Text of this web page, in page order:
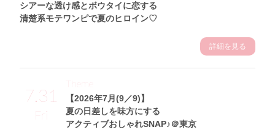
シアーな透け感とボウタイに恋する
清楚系モテワンピで夏のヒロイン♡
詳細を見る
7.31
Fri
【2026年7月(9／9)】
夏の日差しを味方にする
アクティブおしゃれSNAP♪＠東京
Theme